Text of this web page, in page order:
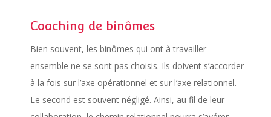
Coaching de binômes
Bien souvent, les binômes qui ont à travailler
ensemble ne se sont pas choisis. Ils doivent s’accorder
à la fois sur l’axe opérationnel et sur l’axe relationnel.
Le second est souvent négligé. Ainsi, au fil de leur